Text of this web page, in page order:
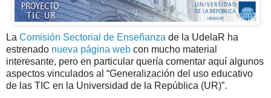
La Comisión Sectorial de Enseñanza de la UdelaR ha
estrenado nueva página web con mucho material
interesante, pero en particular quería comentar aquí algunos
aspectos vinculados al “Generalización del uso educativo
de las TIC en la Universidad de la República (UR)”.